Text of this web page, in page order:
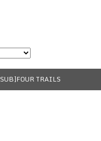
SUB]FOUR TRAILS